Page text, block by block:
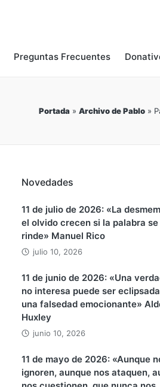
Preguntas Frecuentes
Portada » Archivo de Pablo »
Novedades
11 de julio de 2026: «La
el olvido crecen si la palabra se
rinde» Manuel Rico
julio 10, 2026
11 de junio de 2026: «Una
no interesa puede ser
una falsedad emocionante»
Huxley
junio 10, 2026
11 de mayo de 2026: «Aunque
ignoren, aunque nos ataquen,